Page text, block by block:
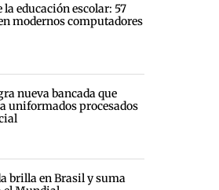
educación escolar: 57
modernos computadores
nueva bancada que
uniformados procesados
brilla en Brasil y suma